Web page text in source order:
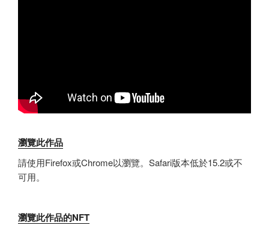
瀏覽此作品
請使用Firefox或Chrome以瀏覽。Safari版本低於15.2或不
可用。
瀏覽此作品的NFT